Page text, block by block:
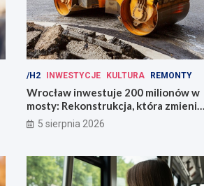
/H2 INWESTYCJE KULTURA REMONTY
Wrocław inwestuje 200 milionów w
mosty: Rekonstrukcja, która zmieni
miasto!
5 sierpnia 2026